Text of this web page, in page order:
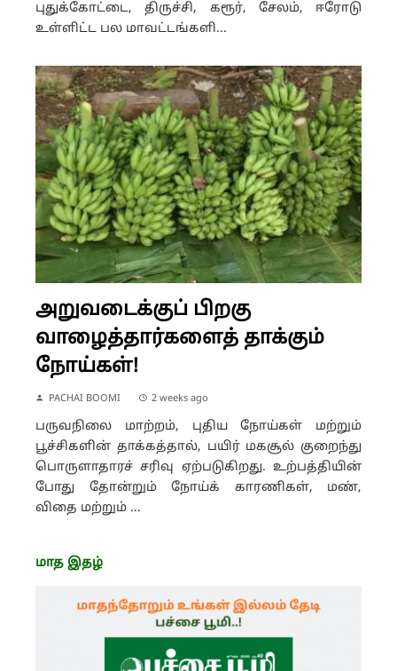
புதுக்கோட்டை, திருச்சி, கரூர், சேலம், ஈரோடு
உள்ளிட்ட பல மாவட்டங்களி...
அறுவடைக்குப் பிறகு
வாழைத்தார்களைத் தாக்கும்
நோய்கள்!
PACHAI BOOMI 2 weeks ago
பருவநிலை மாற்றம், புதிய நோய்கள் மற்றும்
பூச்சிகளின் தாக்கத்தால், பயிர் மகசூல் குறைந்து
பொருளாதாரச் சரிவு ஏற்படுகிறது. உற்பத்தியின்
போது தோன்றும் நோய்க் காரணிகள், மண்,
விதை மற்றும் ...
மாத இதழ்